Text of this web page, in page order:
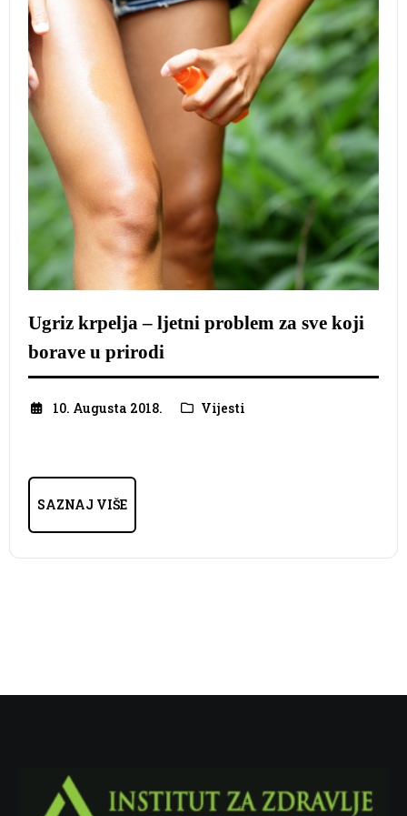
Ugriz krpelja – ljetni problem za sve koji
borave u prirodi
10. Augusta 2018. Vijesti
SAZNAJ VIŠE